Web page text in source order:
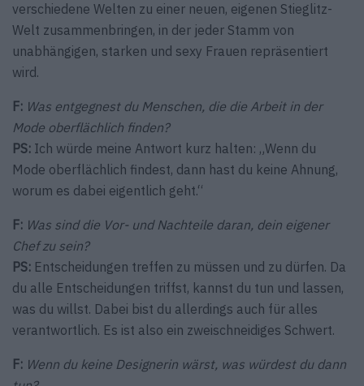
verschiedene Welten zu einer neuen, eigenen Stieglitz-
Welt zusammenbringen, in der jeder Stamm von
unabhängigen, starken und sexy Frauen repräsentiert
wird.
F: Was entgegnest du Menschen, die die Arbeit in der
Mode oberflächlich finden?
PS: Ich würde meine Antwort kurz halten: „Wenn du
Mode oberflächlich findest, dann hast du keine Ahnung,
worum es dabei eigentlich geht.“
F: Was sind die Vor- und Nachteile daran, dein eigener
Chef zu sein?
PS: Entscheidungen treffen zu müssen und zu dürfen. Da
du alle Entscheidungen triffst, kannst du tun und lassen,
was du willst. Dabei bist du allerdings auch für alles
verantwortlich. Es ist also ein zweischneidiges Schwert.
F: Wenn du keine Designerin wärst, was würdest du dann